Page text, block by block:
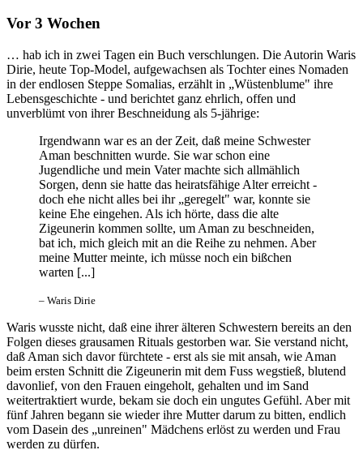
Vor 3 Wochen
… hab ich in zwei Tagen ein Buch verschlungen. Die Autorin Waris
Dirie, heute Top-Model, aufgewachsen als Tochter eines Nomaden
in der endlosen Steppe Somalias, erzählt in „Wüstenblume" ihre
Lebensgeschichte - und berichtet ganz ehrlich, offen und
unverblümt von ihrer Beschneidung als 5-jährige:
Irgendwann war es an der Zeit, daß meine Schwester
Aman beschnitten wurde. Sie war schon eine
Jugendliche und mein Vater machte sich allmählich
Sorgen, denn sie hatte das heiratsfähige Alter erreicht -
doch ehe nicht alles bei ihr „geregelt" war, konnte sie
keine Ehe eingehen. Als ich hörte, dass die alte
Zigeunerin kommen sollte, um Aman zu beschneiden,
bat ich, mich gleich mit an die Reihe zu nehmen. Aber
meine Mutter meinte, ich müsse noch ein bißchen
warten [...]
– Waris Dirie
Waris wusste nicht, daß eine ihrer älteren Schwestern bereits an den
Folgen dieses grausamen Rituals gestorben war. Sie verstand nicht,
daß Aman sich davor fürchtete - erst als sie mit ansah, wie Aman
beim ersten Schnitt die Zigeunerin mit dem Fuss wegstieß, blutend
davonlief, von den Frauen eingeholt, gehalten und im Sand
weitertraktiert wurde, bekam sie doch ein ungutes Gefühl. Aber mit
fünf Jahren begann sie wieder ihre Mutter darum zu bitten, endlich
vom Dasein des „unreinen" Mädchens erlöst zu werden und Frau
werden zu dürfen.